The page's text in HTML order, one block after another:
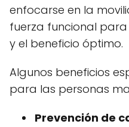
enfocarse en la
fuerza funcional
y el beneficio óptimo.
Algunos beneficios
para las personas
Prevención de